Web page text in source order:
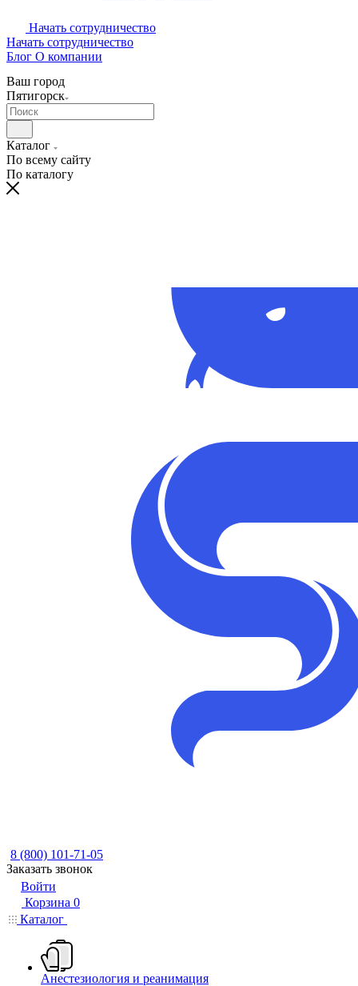
Начать сотрудничество
Начать сотрудничество
Блог О компании
Ваш город
Пятигорск
Каталог
По всему сайту
По каталогу
8 (800) 101-71-05
Заказать звонок
Войти
Корзина 0
Каталог
Анестезиология и реанимация